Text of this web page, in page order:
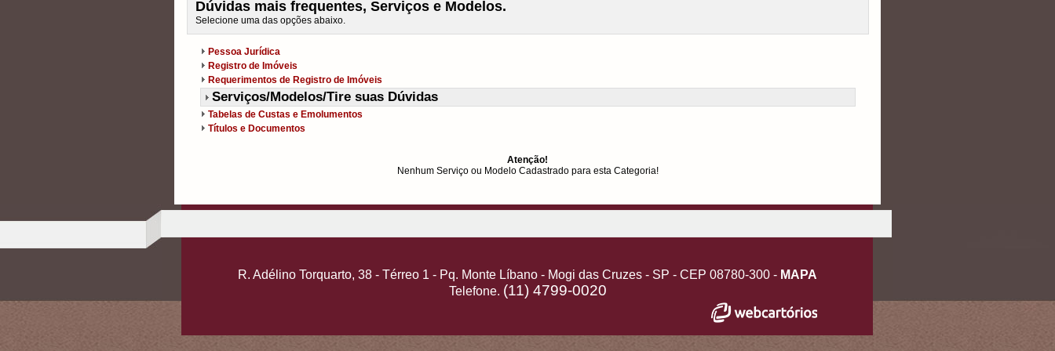
Dúvidas mais frequentes, Serviços e Modelos.
Selecione uma das opções abaixo.
Pessoa Jurídica
Registro de Imóveis
Requerimentos de Registro de Imóveis
Serviços/Modelos/Tire suas Dúvidas
Tabelas de Custas e Emolumentos
Títulos e Documentos
Atenção!
Nenhum Serviço ou Modelo Cadastrado para esta Categoria!
R. Adélino Torquarto, 38 - Térreo 1 - Pq. Monte Líbano - Mogi das Cruzes - SP - CEP 08780-300 - MAPA
Telefone. (11) 4799-0020